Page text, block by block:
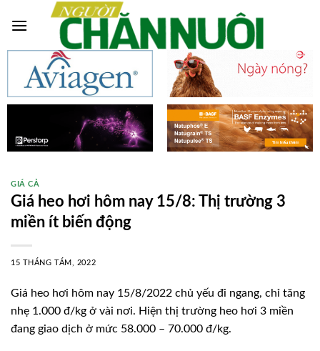
GIÁ CẢ
Giá heo hơi hôm nay 15/8: Thị trường 3
miền ít biến động
15 THÁNG TÁM, 2022
Giá heo hơi hôm nay 15/8/2022 chủ yếu đi ngang, chỉ tăng
nhẹ 1.000 đ/kg ở vài nơi. Hiện thị trường heo hơi 3 miền
đang giao dịch ở mức 58.000 – 70.000 đ/kg.